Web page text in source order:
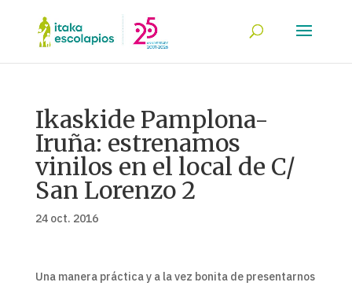
Ikaskide Pamplona-
Iruña: estrenamos
vinilos en el local de C/
San Lorenzo 2
24 oct. 2016
Una manera práctica y a la vez bonita de presentarnos